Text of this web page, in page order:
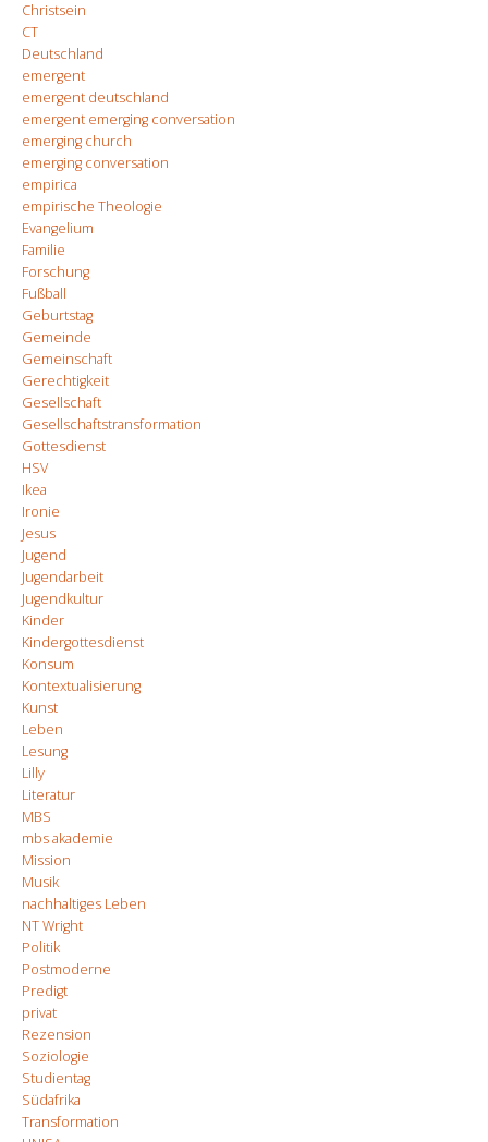
Christsein
CT
Deutschland
emergent
emergent deutschland
emergent emerging conversation
emerging church
emerging conversation
empirica
empirische Theologie
Evangelium
Familie
Forschung
Fußball
Geburtstag
Gemeinde
Gemeinschaft
Gerechtigkeit
Gesellschaft
Gesellschaftstransformation
Gottesdienst
HSV
Ikea
Ironie
Jesus
Jugend
Jugendarbeit
Jugendkultur
Kinder
Kindergottesdienst
Konsum
Kontextualisierung
Kunst
Leben
Lesung
Lilly
Literatur
MBS
mbs akademie
Mission
Musik
nachhaltiges Leben
NT Wright
Politik
Postmoderne
Predigt
privat
Rezension
Soziologie
Studientag
Südafrika
Transformation